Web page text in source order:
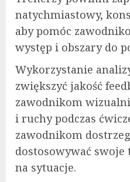
natychmiastowy,
aby pomóc
występ i obszary do
Wykorzystanie
zwiększyć jakość
zawodnikom
i ruchy podczas
zawodnikom
dostosowywać
na sytuacje.